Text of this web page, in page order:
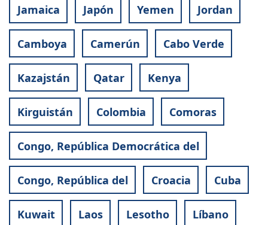
Jamaica Japón Yemen Jordan
Camboya Camerún Cabo Verde
Kazajstán Qatar Kenya
Kirguistán Colombia Comoras
Congo, República Democrática del
Congo, República del Croacia Cuba
Kuwait Laos Lesotho Líbano